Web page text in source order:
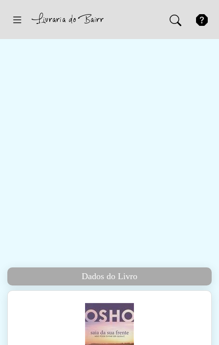
Dados do Livro